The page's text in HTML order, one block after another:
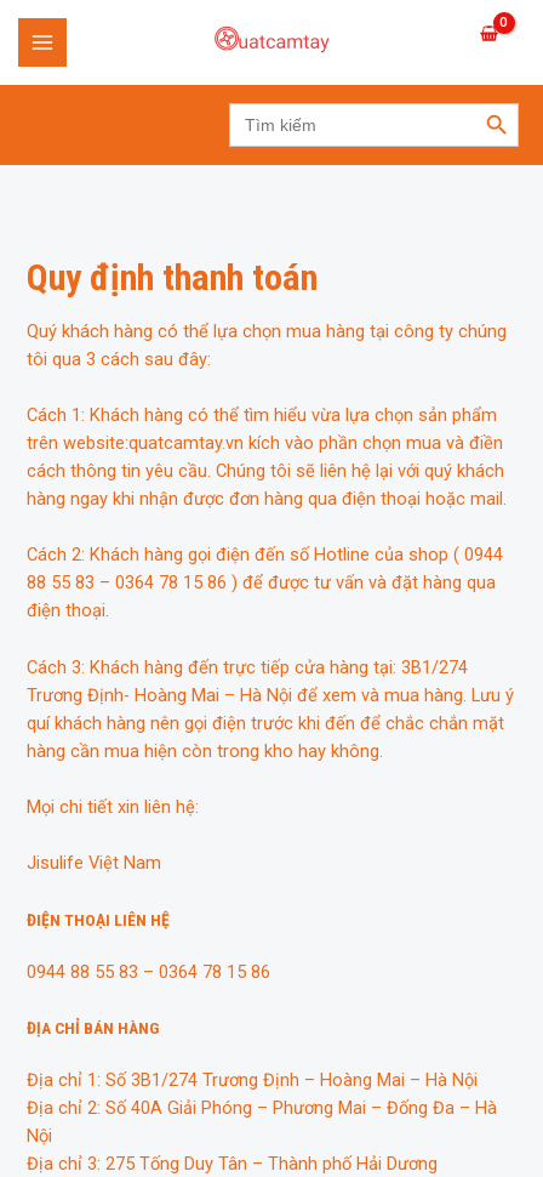
content
MAIN
Search
for:
SEARCH BUTTON
Quy định thanh toán
Quý khách hàng có thể lựa chọn mua hàng tại công ty chúng
tôi qua 3 cách sau đây:
Cách 1: Khách hàng có thể tìm hiểu vừa lựa chọn sản phẩm
trên website:quatcamtay.vn kích vào phần chọn mua và điền
cách thông tin yêu cầu. Chúng tôi sẽ liên hệ lại với quý khách
hàng ngay khi nhận được đơn hàng qua điện thoại hoặc mail.
Cách 2: Khách hàng gọi điện đến số Hotline của shop ( 0944
88 55 83 – 0364 78 15 86 ) để được tư vấn và đặt hàng qua
điện thoại.
Cách 3: Khách hàng đến trực tiếp cửa hàng tại: 3B1/274
Trương Định- Hoàng Mai – Hà Nội để xem và mua hàng. Lưu ý
quí khách hàng nên gọi điện trước khi đến để chắc chắn mặt
hàng cần mua hiện còn trong kho hay không.
Mọi chi tiết xin liên hệ:
Jisulife Việt Nam
ĐIỆN THOẠI LIÊN HỆ
0944 88 55 83 – 0364 78 15 86
ĐỊA CHỈ BÁN HÀNG
Địa chỉ 1: Số 3B1/274 Trương Định – Hoàng Mai – Hà Nội
Địa chỉ 2: Số 40A Giải Phóng – Phương Mai – Đống Đa – Hà
Nội
Địa chỉ 3: 275 Tống Duy Tân – Thành phố Hải Dương